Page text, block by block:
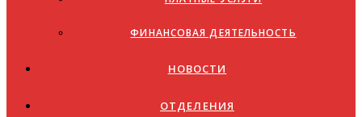
ФИНАНСОВАЯ ДЕЯТЕЛЬНОСТЬ
НОВОСТИ
ОТДЕЛЕНИЯ